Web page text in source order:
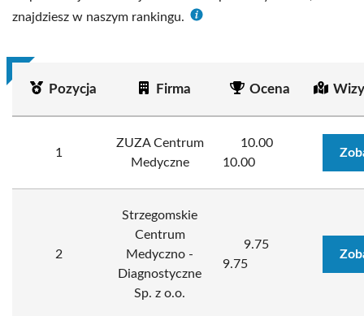
znajdziesz w naszym rankingu.
Pozycja Firma Ocena
1
ZUZA Centrum
Medyczne
10.00
10.00
2
Strzegomskie
Centrum
Medyczno -
Diagnostyczne
Sp. z o.o.
9.75
9.75